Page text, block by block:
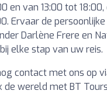
en van 13:00 tot
Ervaar de
Darlène Frere en
elke stap van uw reis.
contact met ons op
de wereld met BT